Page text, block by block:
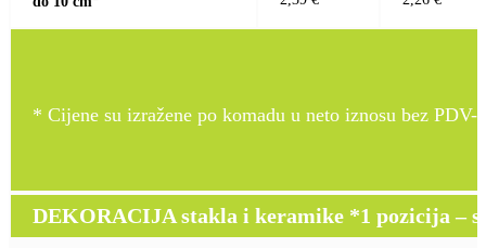
* Cijene su izražene po komadu u neto iznosu bez PDV-
DEKORACIJA stakla i keramike *1 pozicija –